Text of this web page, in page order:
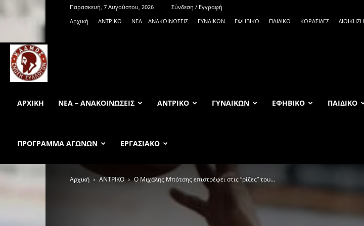
Παρασκευή, 7 Αυγούστου, 2026
Σύνδεση / Εγγραφή
Αρχική
ΑΝTΡΙΚΟ ΝΕΑ – ΑΝΑΚΟΙΝΩΣΕΙΣ ΓΥΝΑΙΚΩΝ ΕΦΗΒΙΚΟ ΠΑΙΔΙΚΟ ΚΟΡΑΣΙΔΕΣ ΔΙΟΙΚΗΣΗ
ΑΡΧΙΚΉ ΝΕΑ – ΑΝΑΚΟΙΝΩΣΕΙΣ ΑΝTΡΙΚΟ ΓΥΝΑΙΚΩΝ ΕΦΗΒΙΚΟ ΠΑΙΔΙΚΟ
ΠΡΟΓΡΑΜΜΑ ΑΓΩΝΩΝ ΕΡΓΑΣΙΑΚΟ
Αρχική ΑΝTΡΙΚΟ Ο Μιχάλης Μπότσης επιστρέφει στις “ρίζες” του…